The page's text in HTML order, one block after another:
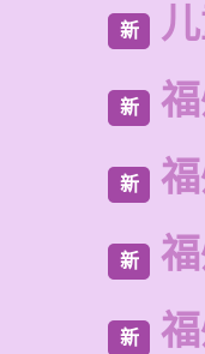
新
新
新
新
新